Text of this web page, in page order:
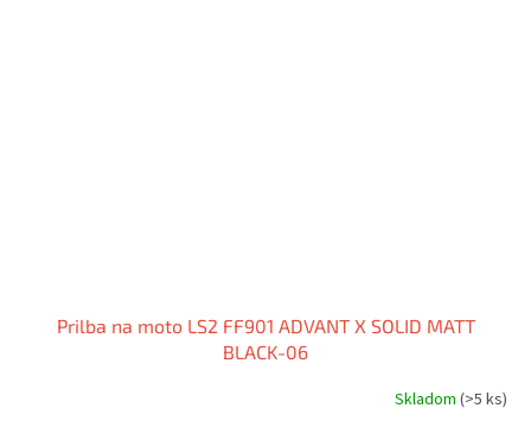
Prilba na moto LS2 FF901 ADVANT X SOLID MATT
BLACK-06
Skladom (>5 ks)